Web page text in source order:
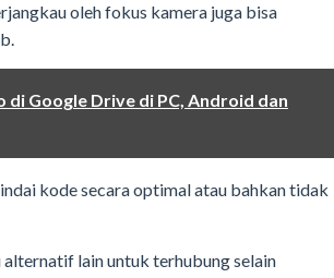
oleh fokus kamera juga bisa
di Google Drive di PC, Android dan
kode secara optimal atau bahkan tidak
alternatif lain untuk terhubung selain